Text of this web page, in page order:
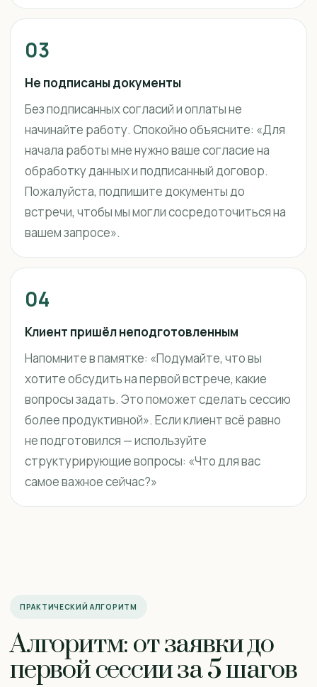
03
Не подписаны документы
Без подписанных согласий и оплаты не
начинайте работу. Спокойно объясните: «Для
начала работы мне нужно ваше согласие на
обработку данных и подписанный договор.
Пожалуйста, подпишите документы до
встречи, чтобы мы могли сосредоточиться на
вашем запросе».
04
Клиент пришёл неподготовленным
Напомните в памятке: «Подумайте, что вы
хотите обсудить на первой встрече, какие
вопросы задать. Это поможет сделать сессию
более продуктивной». Если клиент всё равно
не подготовился — используйте
структурирующие вопросы: «Что для вас
самое важное сейчас?»
ПРАКТИЧЕСКИЙ АЛГОРИТМ
Алгоритм: от заявки до
первой сессии за 5 шагов